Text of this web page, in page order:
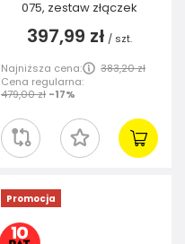
075, zestaw złączek
397,99 zł / szt.
Najniższa cena:
383,20 zł
Cena regularna:
479,00 zł -17%
Promocja